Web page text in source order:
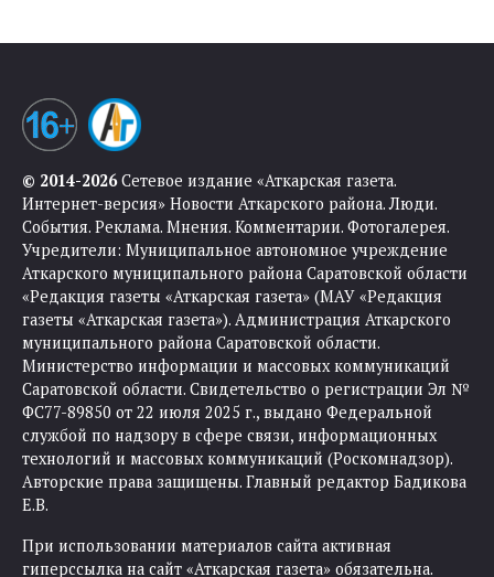
© 2014-2026Сетевое издание «Аткарская газета.
Интернет-версия» Новости Аткарского района. Люди.
События. Реклама. Мнения. Комментарии. Фотогалерея.
Учредители: Муниципальное автономное учреждение
Аткарского муниципального района Саратовской области
«Редакция газеты «Аткарская газета» (МАУ «Редакция
газеты «Аткарская газета»). Администрация Аткарского
муниципального района Саратовской области.
Министерство информации и массовых коммуникаций
Саратовской области. Свидетельство о регистрации Эл №
ФС77-89850 от 22 июля 2025 г., выдано Федеральной
службой по надзору в сфере связи, информационных
технологий и массовых коммуникаций (Роскомнадзор).
Авторские права защищены. Главный редактор Бадикова
Е.В.
При использовании материалов сайта активная
гиперссылка на сайт «Аткарская газета» обязательна.